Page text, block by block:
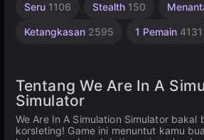
Seru 1106 Stealth 150
Ketangkasan 2595 1 Pemain 4131
Tentang We Are In A
Simulator
We Are In A Simulation Simulator bakal
korsleting! Game ini menuntut kamu